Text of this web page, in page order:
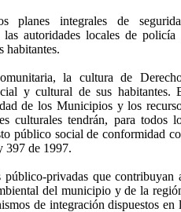
planes integrales de
autoridades locales de policía
habitantes.
la cultura de
y cultural de sus habitantes.
de los Municipios y los
culturales tendrán, para todos
público social de conformidad
397 de 1997.
público-privadas que contribuyan
del municipio y de la
de integración dispuestos en